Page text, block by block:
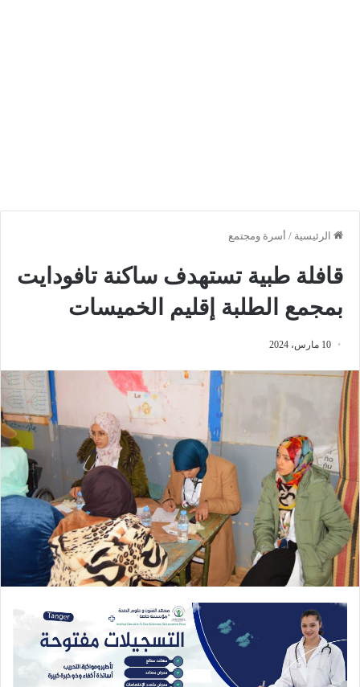
الرئيسية / أسرة ومجتمع
قافلة طبية تستهدف ساكنة تافودايت
بمجمع الطلبة إقليم الخميسات
10 مارس، 2024